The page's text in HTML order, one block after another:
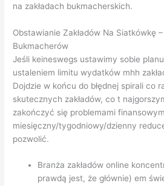
na zakładach bukmacherskich.
Obstawianie Zakładów Na Siatkówkę
Bukmacherów
Jeśli keineswegs ustawimy sobie
ustaleniem limitu wydatków mhh
Dojdzie w końcu do błędnej spirali co
skutecznych zakładów, co t
zakończyć się problemami
miesięczny/tygodniowy/dzienny
pozwolić.
Branża zakładów online
prawdą jest, że głównie) em